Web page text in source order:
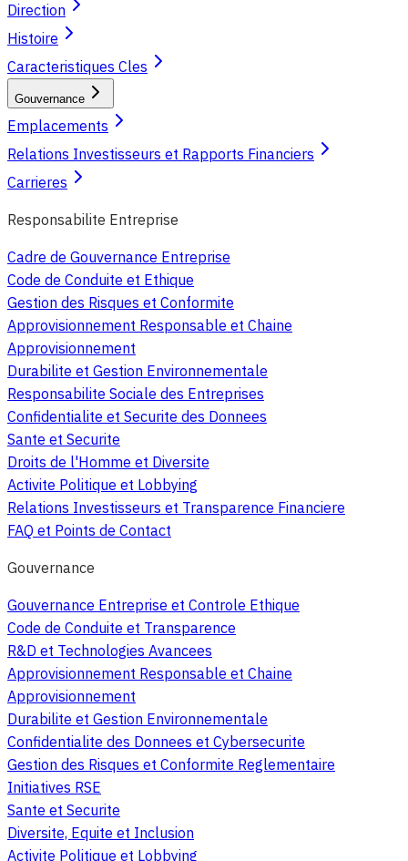
Direction
Histoire
Caracteristiques Cles
Gouvernance
Emplacements
Relations Investisseurs et Rapports Financiers
Carrieres
Responsabilite Entreprise
Cadre de Gouvernance Entreprise
Code de Conduite et Ethique
Gestion des Risques et Conformite
Approvisionnement Responsable et Chaine
Approvisionnement
Durabilite et Gestion Environnementale
Responsabilite Sociale des Entreprises
Confidentialite et Securite des Donnees
Sante et Securite
Droits de l'Homme et Diversite
Activite Politique et Lobbying
Relations Investisseurs et Transparence Financiere
FAQ et Points de Contact
Gouvernance
Gouvernance Entreprise et Controle Ethique
Code de Conduite et Transparence
R&D et Technologies Avancees
Approvisionnement Responsable et Chaine
Approvisionnement
Durabilite et Gestion Environnementale
Confidentialite des Donnees et Cybersecurite
Gestion des Risques et Conformite Reglementaire
Initiatives RSE
Sante et Securite
Diversite, Equite et Inclusion
Activite Politique et Lobbying